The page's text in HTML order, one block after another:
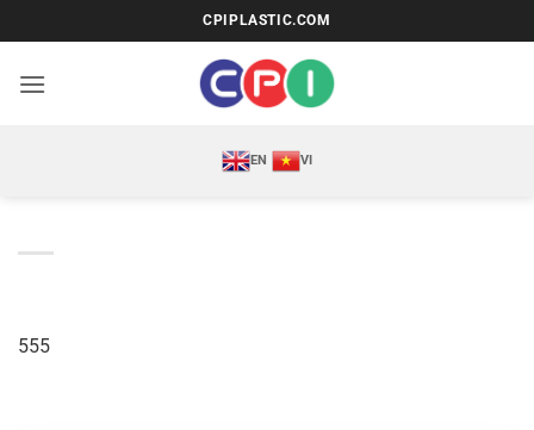
qua
nội
CPIPLASTIC.COM
EN VI
555